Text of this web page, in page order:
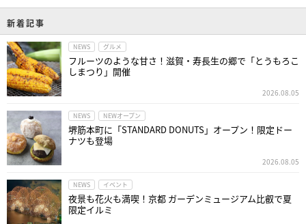
新着記事
NEWS グルメ
フルーツのような甘さ！滋賀・寿長生の郷で「とうもろこ
しまつり」開催
2026.08.05
NEWS NEWオープン
堺筋本町に「STANDARD DONUTS」オープン！限定ドー
ナツも登場
2026.08.05
NEWS イベント
夜景も花火も満喫！京都 ガーデンミュージアム比叡で夏
限定イルミ